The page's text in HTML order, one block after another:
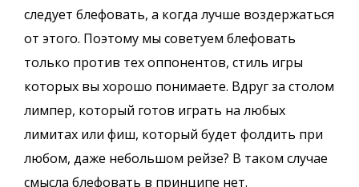
следует блефовать, а когда лучше воздержаться
от этого. Поэтому мы советуем блефовать
только против тех оппонентов, стиль игры
которых вы хорошо понимаете. Вдруг за столом
лимпер, который готов играть на любых
лимитах или фиш, который будет фолдить при
любом, даже небольшом рейзе? В таком случае
смысла блефовать в принципе нет.